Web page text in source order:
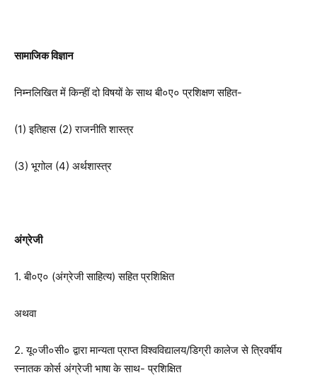
सामाजिक विज्ञान
निम्नलिखित में किन्हीं दो विषयों के साथ बी०ए० प्रशिक्षण सहित-
(1) इतिहास (2) राजनीति शास्त्र
(3) भूगोल (4) अर्थशास्त्र
अंग्रेजी
1. बी०ए० (अंग्रेजी साहित्य) सहित प्रशिक्षित
अथवा
2. यू०जी०सी० द्वारा मान्यता प्राप्त विश्वविद्यालय/डिग्री कालेज से त्रिवर्षीय
स्नातक कोर्स अंग्रेजी भाषा के साथ- प्रशिक्षित